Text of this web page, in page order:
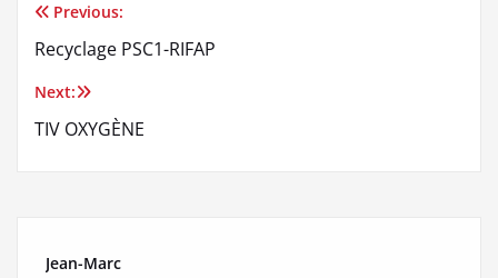
Navigation
de
l’article
Previous:
Recyclage PSC1-RIFAP
Next:
TIV OXYGÈNE
Jean-Marc